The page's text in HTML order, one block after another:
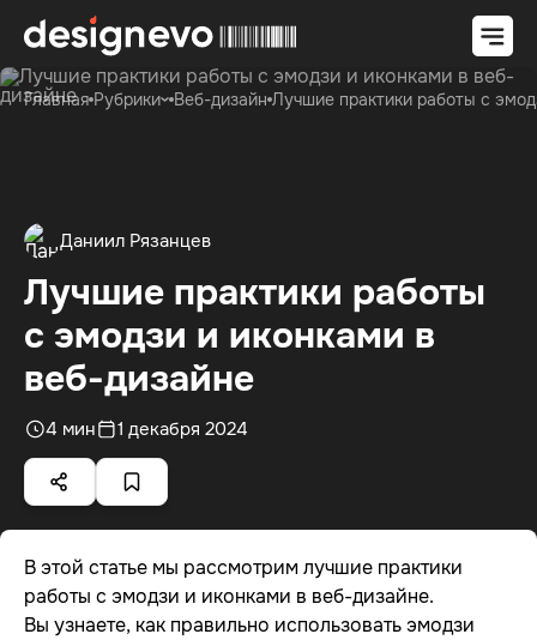
Главная Рубрики Веб-дизайн Лучшие практики работы с
4 мин 1 декабря 2024
Лучшие практики работы
с эмодзи и иконками в
веб-дизайне
Даниил Рязанцев
В этой статье мы рассмотрим лучшие практики
работы с эмодзи и иконками в веб-дизайне.
Вы узнаете, как правильно использовать эмодзи